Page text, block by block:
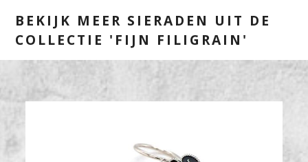
BEKIJK MEER SIERADEN UIT DE
COLLECTIE 'FIJN FILIGRAIN'